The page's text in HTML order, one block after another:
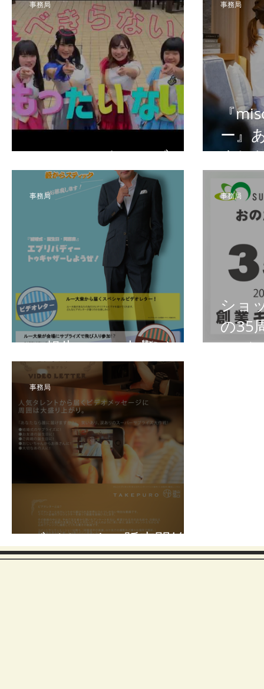
CM/ショートムービー
事務局
『
ー』
まし
事務局
ご報告 ルー大柴が！
事務局
ショ
の35
ロデ
事務局
ビデオレター販売開始
事務局